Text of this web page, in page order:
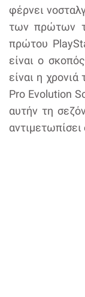
φέρνει
των πρώτων
πρώτου
είναι ο
είναι η
Pro Evolution
αυτήν τη